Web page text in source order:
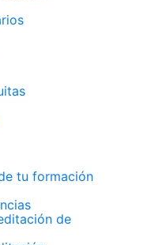
tu formación
de